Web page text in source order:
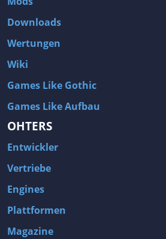
Downloads
Wertungen
Wiki
Games Like Gothic
Games Like Aufbau
OHTERS
Entwickler
Vertriebe
Engines
Plattformen
Magazine